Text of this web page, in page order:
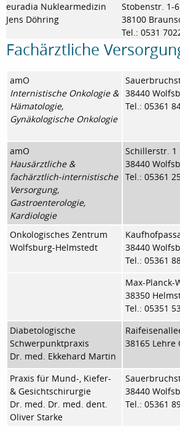
euradia Nuklearmedizin
Jens Döhring
Stobenstr. 1-6
38100
Tel.: 0531
Fachärztliche
amO
Internistische Onkologie &
Hämatologie,
Gynäkologische Onkologie
38440
Tel.: 05361
amO
Hausärztliche &
fachärztlich-internistische
Versorgung,
Gastroenterologie,
Kardiologie
Schillerstr. 1
38440
Tel.: 05361
Onkologisches Zentrum
Wolfsburg-Helmstedt
38440
Tel.: 05361
Max-Planck-
38350
Tel.: 05351
Diabetologische
Schwerpunktpraxis
Dr. med. Ekkehard Martin
38165 Lehre
Praxis für Mund-, Kiefer-
& Gesichtschirurgie
Dr. med. Dr. med. dent.
Oliver Starke
38440
Tel.: 05361